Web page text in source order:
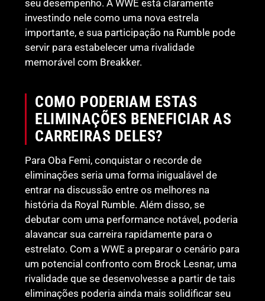
seu desempenho. A WWE está claramente
investindo nele como uma nova estrela
importante, e sua participação na Rumble pode
servir para estabelecer uma rivalidade
memorável com Breakker.
COMO PODERIAM ESTAS
ELIMINAÇÕES BENEFICIAR AS
CARREIRAS DELES?
Para Oba Femi, conquistar o recorde de
eliminações seria uma forma inigualável de
entrar na discussão entre os melhores na
história da Royal Rumble. Além disso, se
debutar com uma performance notável, poderia
alavancar sua carreira rapidamente para o
estrelato. Com a WWE a preparar o cenário para
um potencial confronto com Brock Lesnar, uma
rivalidade que se desenvolvesse a partir de tais
eliminações poderia ainda mais solidificar seu